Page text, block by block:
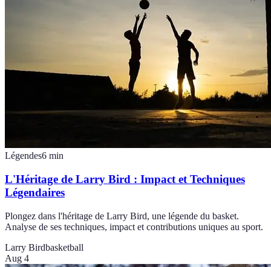
Légendes6 min
L'Héritage de Larry Bird : Impact et Techniques
Légendaires
Plongez dans l'héritage de Larry Bird, une légende du basket.
Analyse de ses techniques, impact et contributions uniques au sport.
Larry Birdbasketball
Aug 4